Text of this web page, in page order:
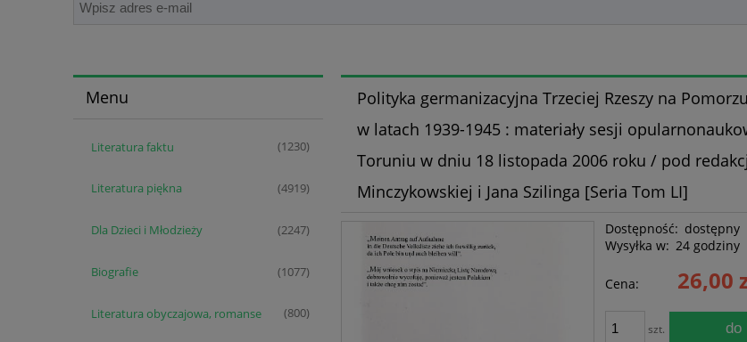
Menu
Literatura faktu (1230)
Literatura piękna (4919)
Dla Dzieci i Młodzieży (2247)
Biografie (1077)
Literatura obyczajowa, romanse (800)
Polityka germanizacyjna Trzeciej Rzeszy na
w latach 1939-1945 : materiały sesji
Toruniu w dniu 18 listopada 2006 roku / pod
Minczykowskiej i Jana Szilinga [Seria Tom LI]
Dostępność: dostępny
Wysyłka w: 24 godziny
Cena: 26,00
szt. do